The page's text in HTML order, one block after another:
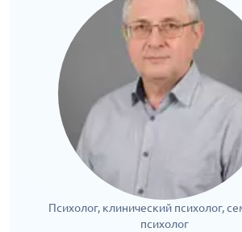
Психолог, клинический психолог,
психолог